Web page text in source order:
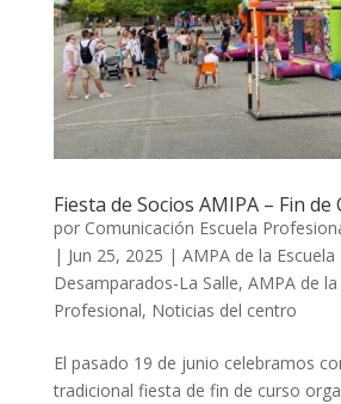
Fiesta de Socios AMIPA – Fin
por Comunicación Escuela
| Jun 25, 2025 | AMPA de la
Desamparados-La Salle, AMPA de la
Profesional, Noticias del centro
El pasado 19 de junio celebramos
tradicional fiesta de fin de curso